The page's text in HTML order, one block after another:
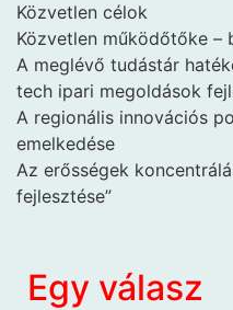
Közvetlen célok
Közvetlen működőtőke –
A meglévő tudástár
tech ipari megoldások
A regionális innovációs
emelkedése
Az erősségek
fejlesztése”
Egy válasz